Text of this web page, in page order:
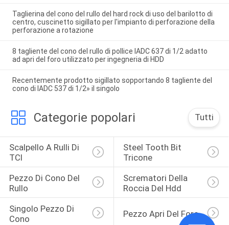
Taglierina del cono del rullo del hard rock di uso del barilotto di
centro, cuscinetto sigillato per l'impianto di perforazione della
perforazione a rotazione
8 tagliente del cono del rullo di pollice IADC 637 di 1/2 adatto
ad apri del foro utilizzato per ingegneria di HDD
Recentemente prodotto sigillato sopportando 8 tagliente del
cono di IADC 537 di 1/2» il singolo
Categorie popolari Tutti
Scalpello A Rulli Di
TCI
Steel Tooth Bit
Tricone
Pezzo Di Cono Del
Rullo
Scrematori Della
Roccia Del Hdd
Singolo Pezzo Di
Cono
Pezzo Apri Del Foro